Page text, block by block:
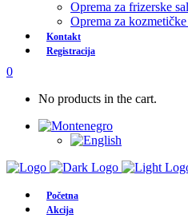
Oprema za frizerske
Oprema za
Kontakt
Registracija
0
No products in the cart.
Početna
Akcija